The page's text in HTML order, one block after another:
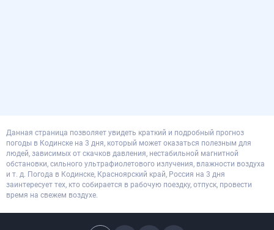
Данная страница позволяет увидеть краткий и подробный прогноз
погоды в Кодинске на 3 дня, который может оказаться полезным для
людей, зависимых от скачков давления, нестабильной магнитной
обстановки, сильного ультрафиолетового излучения, влажности воздуха
и т. д. Погода в Кодинске, Красноярский край, Россия на 3 дня
заинтересует тех, кто собирается в рабочую поездку, отпуск, провести
время на свежем воздухе.